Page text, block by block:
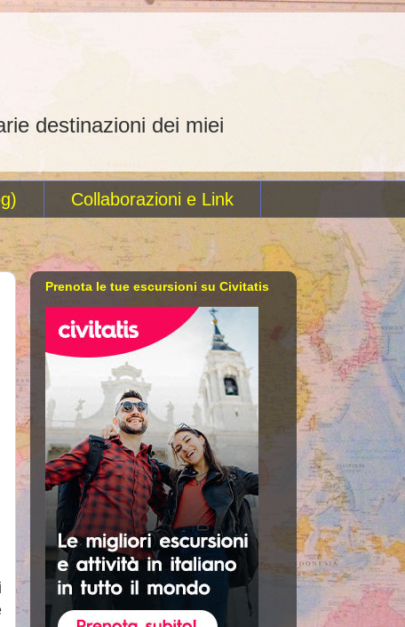
destinazioni dei miei
Collaborazioni e Link
Prenota le tue escursioni su Civitatis